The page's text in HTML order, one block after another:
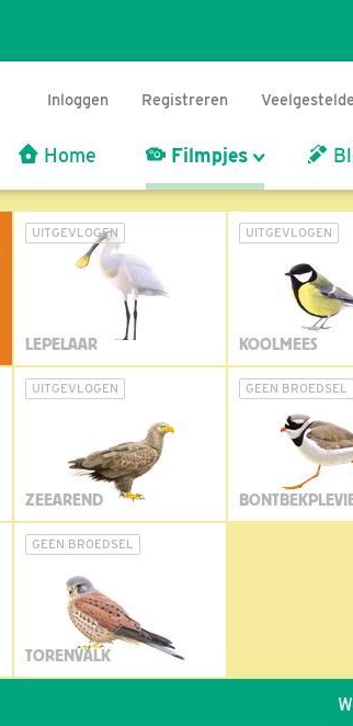
Inloggen Registreren
Home Filmpjes
UITGEVLOGEN
LEPELAAR
UITGEVLOGEN
KOOLMEES
UITGEVLOGEN
ZEEAREND
GEEN BROEDSEL
GEEN BROEDSEL
TORENVALK
Wil jij